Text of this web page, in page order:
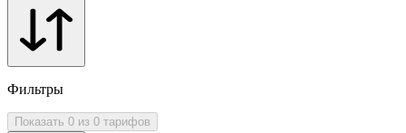
Фильтры
Показать 0 из 0 тарифов